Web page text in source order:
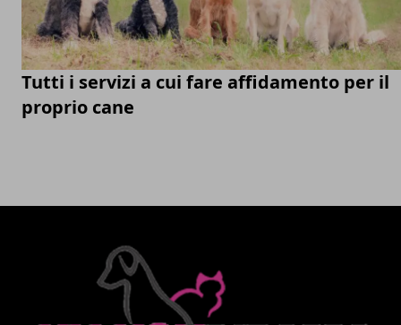
Tutti i servizi a cui fare affidamento per il
proprio cane